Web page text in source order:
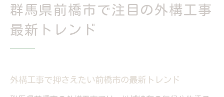
群馬県前橋市で注目の外構工事
最新トレンド
外構工事で押さえたい前橋市の最新トレンド